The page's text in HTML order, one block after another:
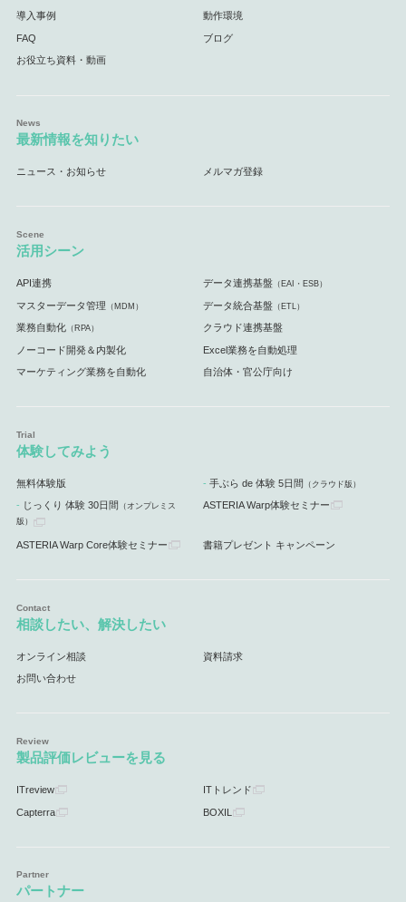
導入事例 動作環境
FAQ ブログ
お役立ち資料・動画
最新情報を知りたい
ニュース・お知らせ メルマガ登録
活用シーン
API連携 データ連携基盤 （EAI・ESB）
マスターデータ管理 （MDM） データ統合基盤 （ETL）
業務自動化（RPA） クラウド連携基盤
ノーコード開発＆内製化 Excel業務を自動処理
マーケティング業務を自動化 自治体・官公庁向け
体験してみよう
無料体験版 手ぶら de 体験 5日間 （クラウド版）
じっくり 体験 30日間 （オンプレミス
版）
ASTERIA Warp体験セミナー
ASTERIA Warp Core体験セミナー 書籍プレゼント キャンペーン
相談したい、解決したい
オンライン相談 資料請求
お問い合わせ
製品評価レビューを見る
ITreview ITトレンド
Capterra BOXIL
パートナー